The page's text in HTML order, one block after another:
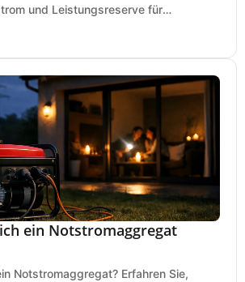
und Leistungsreserve für
ein Notstromaggregat
Notstromaggregat? Erfahren Sie,